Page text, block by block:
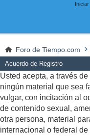
Foro de Tiempo.com
Acuerdo de Registro
Usted acepta, a través
ningún material que sea
vulgar, con incitación al
de contenido sexual,
otra persona, material
internacional o federal